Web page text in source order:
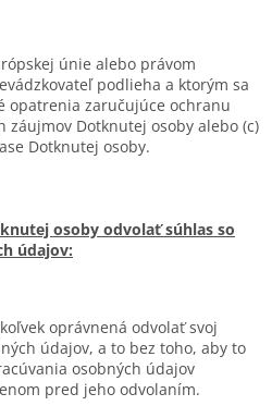
únie alebo právom
podlieha a ktorým sa
opatrenia zaručujúce ochranu
záujmov Dotknutej osoby alebo (c)
Dotknutej osoby.
osoby odvolať súhlas so
údajov:
oprávnená odvolať svoj
údajov, a to bez toho, aby to
osobných údajov
pred jeho odvolaním.